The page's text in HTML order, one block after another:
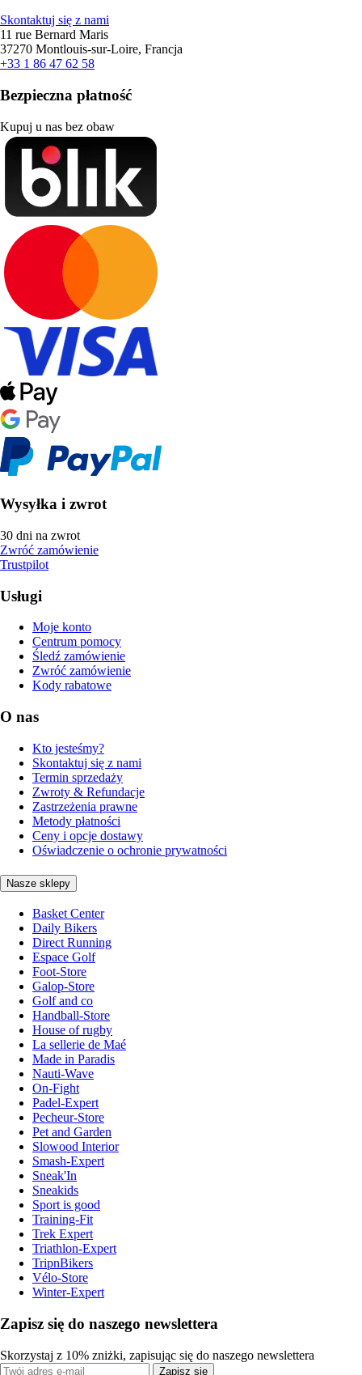
Skontaktuj się z nami
11 rue Bernard Maris
37270 Montlouis-sur-Loire, Francja
+33 1 86 47 62 58
Bezpieczna płatność
Kupuj u nas bez obaw
Wysyłka i zwrot
30 dni na zwrot
Zwróć zamówienie
Trustpilot
Usługi
Moje konto
Centrum pomocy
Śledź zamówienie
Zwróć zamówienie
Kody rabatowe
O nas
Kto jesteśmy?
Skontaktuj się z nami
Termin sprzedaży
Zwroty & Refundacje
Zastrzeżenia prawne
Metody płatności
Ceny i opcje dostawy
Oświadczenie o ochronie prywatności
Nasze sklepy
Basket Center
Daily Bikers
Direct Running
Espace Golf
Foot-Store
Galop-Store
Golf and co
Handball-Store
House of rugby
La sellerie de Maé
Made in Paradis
Nauti-Wave
On-Fight
Padel-Expert
Pecheur-Store
Pet and Garden
Slowood Interior
Smash-Expert
Sneak'In
Sneakids
Sport is good
Training-Fit
Trek Expert
Triathlon-Expert
TripnBikers
Vélo-Store
Winter-Expert
Zapisz się do naszego newslettera
Skorzystaj z 10% zniżki, zapisując się do naszego newslettera
Zapisz się